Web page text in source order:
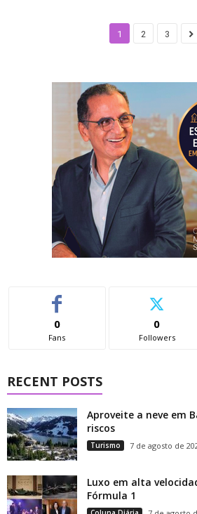
1 2 3
0
Fans
0
Followers
RECENT POSTS
Aproveite a neve em
riscos
Turismo 7 de agosto de
Luxo em alta
Fórmula 1